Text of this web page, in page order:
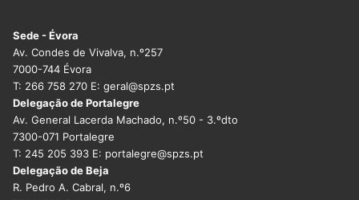
Sede - Évora
Av. Condes de Vivalva, n.º257
7000-744 Évora
T: 266 758 270 E: geral@spzs.pt
Delegação de Portalegre
Av. General Lacerda Machado, n.º50 - 3.ºdto
7300-071 Portalegre
T: 245 205 393 E: portalegre@spzs.pt
Delegação de Beja
R. Pedro A. Cabral, n.º6